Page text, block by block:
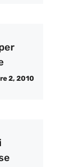
2, 2010